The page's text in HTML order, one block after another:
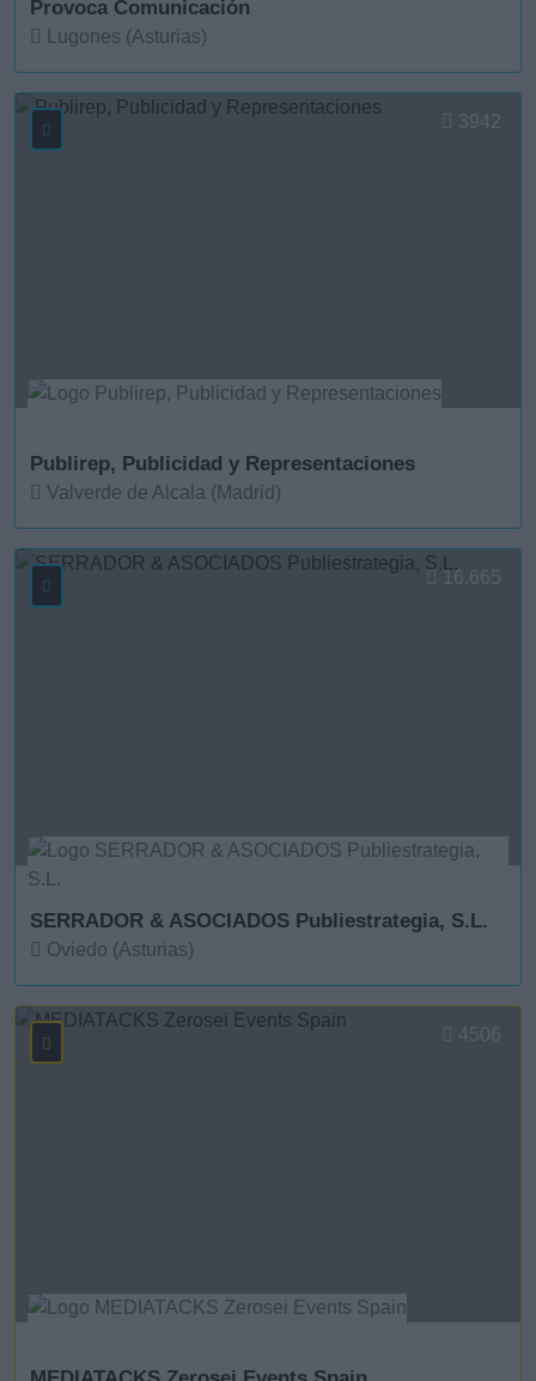
Provoca Comunicación
Lugones (Asturias)
Publirep, Publicidad y Representaciones
Valverde de Alcala (Madrid)
3942
SERRADOR & ASOCIADOS Publiestrategia, S.L.
Oviedo (Asturias)
16.665
4506